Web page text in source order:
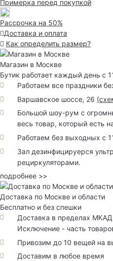
Примерка перед покупкой
Рассрочка на 50%
Доставка и оплата
Как определить размер?
Магазин в Москве
Бутик работает каждый день с
Работаем все праздники
Варшавское шоссе, 26 (
Большой шоу-рум с
весь товар, который есть
Работаем без выходных с
Зал дезинфицируерся
рециркуляторами.
подробнее >>
Доставка по Москве и области
Бесплатно и без спешки
Доставка в пределах МКАД
Исключение - часть
Привозим до 10 вещей на
Доставим в любое время